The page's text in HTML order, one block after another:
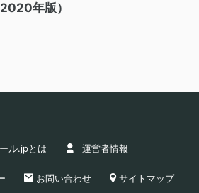
2020年版）
ル.jpとは 運営者情報
お問い合わせ サイトマップ